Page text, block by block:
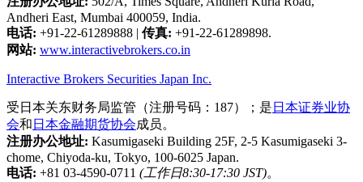
Andheri East, Mumbai 400059, India.
电话: +91-22-61289888 传真: +91-22-61289898.
网站: www.interactivebrokers.co.in
Interactive Brokers Securities Japan Inc.
受日本关东财务局监管（注册号码：187）；是 日本证券业协
会和 日本金融期货协会成员。
注册办公地址: Kasumigaseki Building 25F, 2-5 Kasumigaseki 3-
chome, Chiyoda-ku, Tokyo, 100-6025 Japan.
电话: +81 03-4590-0711 (工作日8:30-17:30 JST)。